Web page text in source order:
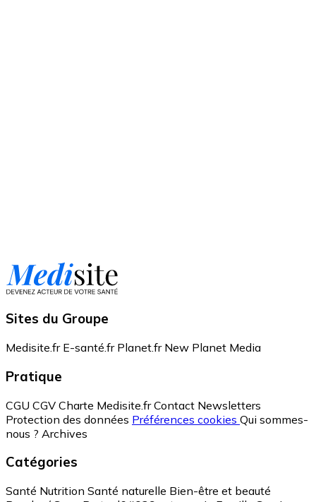
Sites du Groupe
Medisite.fr E-santé.fr Planet.fr New Planet Media
Pratique
CGU CGV Charte Medisite.fr Contact Newsletters
Protection des données Préférences cookies Qui sommes-
nous ? Archives
Catégories
Santé Nutrition Santé naturelle Bien-être et beauté